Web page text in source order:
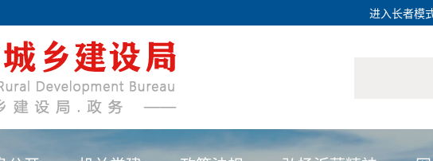
进入长者模